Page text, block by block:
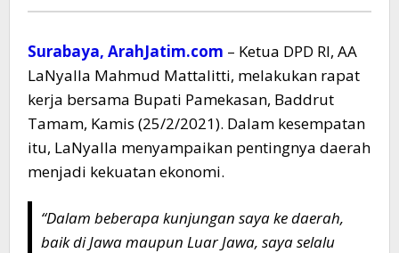
Daerah
Provinsi
Madura
Surabaya, ArahJatim.com – Ketua DPD RI, AA
LaNyalla Mahmud Mattalitti, melakukan rapat
kerja bersama Bupati Pamekasan, Baddrut
Tamam, Kamis (25/2/2021). Dalam kesempatan
itu, LaNyalla menyampaikan pentingnya daerah
menjadi kekuatan ekonomi.
“Dalam beberapa kunjungan saya ke daerah,
baik di Jawa maupun Luar Jawa, saya selalu